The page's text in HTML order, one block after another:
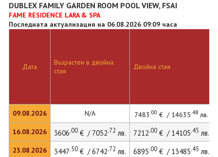
DUBLEX FAMILY GARDEN ROOM POOL VIEW, FSAI
FAME RESIDENCE LARA & SPA
Последната актуализация на 06.08.2026 09:09 часа
Дата
09.08.2026
16.08.2026
23.08.2026
Възрастен в двойна
стая
Двойна стая
N/A 7483.00 € / 14635.48лв.
3606.00€ / 7052.72 лв. 7212.00€ / 14105.45 лв.
3447.50€ / 6742.72 лв. 6895.00€ / 13485.45 лв.